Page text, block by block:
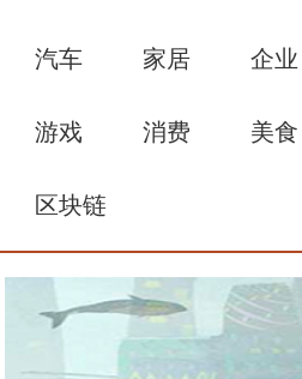
汽车 家居 企业
游戏 消费 美食
区块链